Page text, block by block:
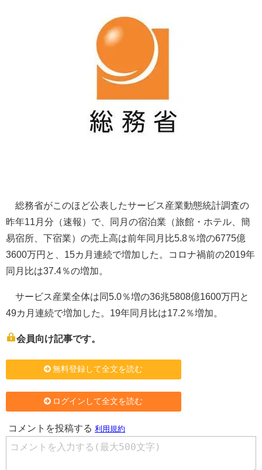
総務省がこのほど公表したサービス産業動態統計調査の
昨年11月分（速報）で、同月の宿泊業（旅館・ホテル、簡
易宿所、下宿業）の売上高は前年同月比5.8％増の6775億
3600万円と、15カ月連続で増加した。コロナ禍前の2019年
同月比は37.4％の増加。
サービス産業全体は同5.0％増の36兆5808億1600万円と
49カ月連続で増加した。19年同月比は17.2％増加。
会員向け記事です。
無料登録して全文を読む
ログインして全文を読む